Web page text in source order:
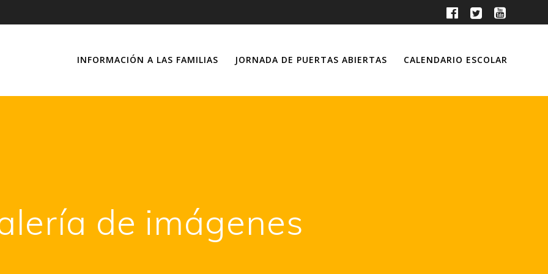
INFORMACIÓN A LAS FAMILIAS JORNADA DE PUERTAS ABIERTAS CALENDARIO ESCOLAR
de imágenes